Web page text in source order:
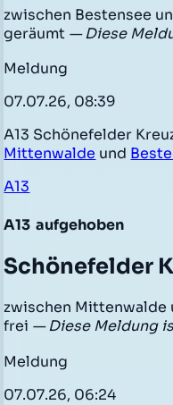
zwischen Bestensee
geräumt — Diese
Meldung
07.07.26, 08:39
A13 Schönefelder
Mittenwalde und
A13
A13 aufgehoben
Schönefelder
zwischen Mittenwalde
frei — Diese Meldung
Meldung
07.07.26, 06:24